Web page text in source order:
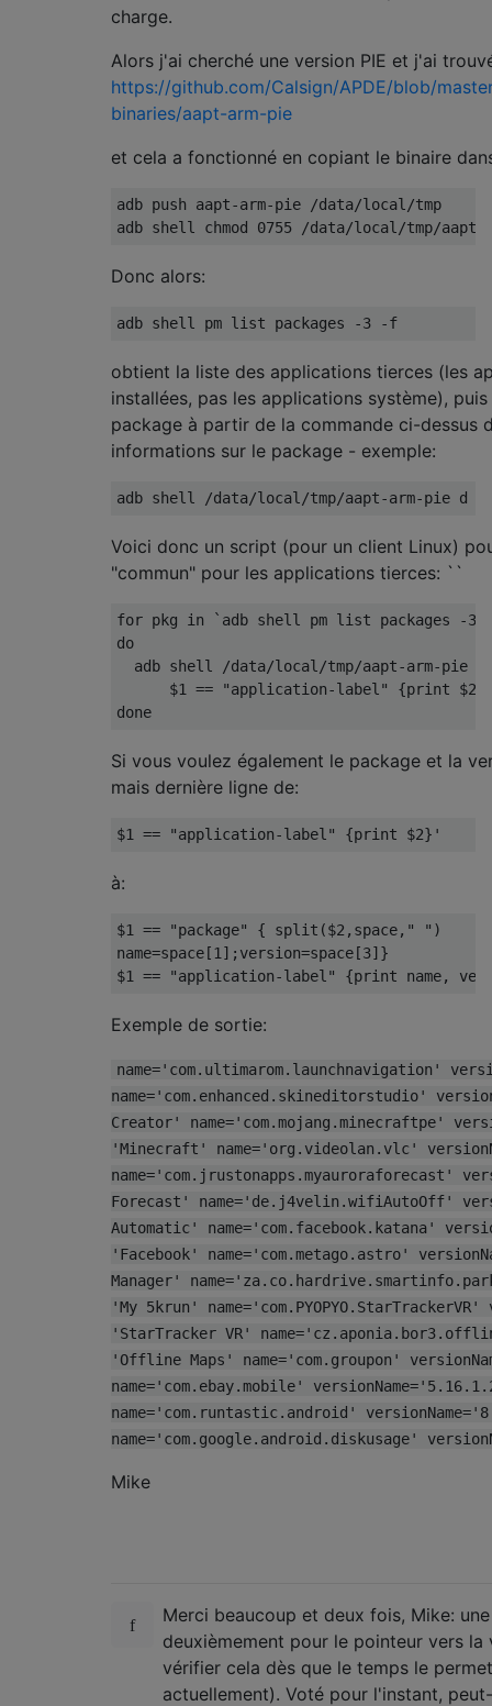
charge.
Alors j'ai cherché une version PIE et j'ai
https://github.com/Calsign/APDE/blob/
binaries/aapt-arm-pie
et cela a fonctionné en copiant le binaire
adb push aapt-arm-pie /data/local/tmp
Donc alors:
obtient la liste des applications tierces (les
installées, pas les applications système),
package à partir de la commande ci-dessus
informations sur le package - exemple:
Voici donc un script (pour un client Linux)
"commun" pour les applications tierces: ``
for pkg in `adb shell pm list packages -
do
adb shell /data/local/tmp/aapt-arm-pie
$1 == "application-label" {print
Si vous voulez également le package et la
mais dernière ligne de:
à:
$1 == "package" { split($2,space," ")
name=space[1];version=space[3]}
Exemple de sortie:
name='com.ultimarom.launchnavigation'
name='com.enhanced.skineditorstudio'
Creator' name='com.mojang.minecraftpe'
'Minecraft' name='org.videolan.vlc'
name='com.jrustonapps.myauroraforecast'
Forecast' name='de.j4velin.wifiAutoOff'
Automatic' name='com.facebook.katana'
'Facebook' name='com.metago.astro'
Manager'
'My 5krun'
'StarTracker VR'
'Offline Maps' name='com.groupon'
name='com.ebay.mobile'
name='com.runtastic.android'
name='com.google.android.diskusage'
Mike
Merci beaucoup et deux fois, Mike:
deuxièmement pour le pointeur vers
vérifier cela dès que le temps le
actuellement). Voté pour l'instant,